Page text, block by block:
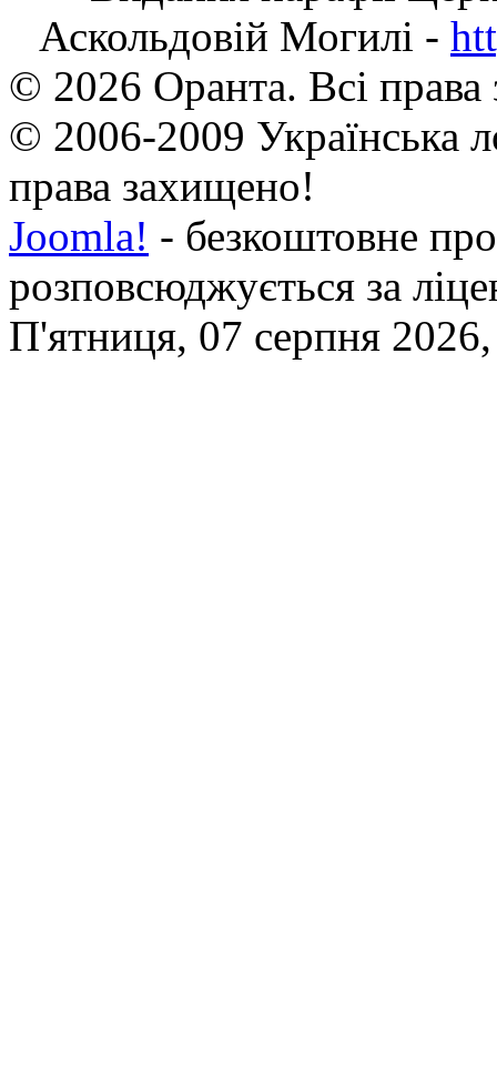
Аскольдовій Могилі -
© 2026 Оранта. Всі
© 2006-2009 Українська
права захищено!
Joomla! - безкоштовне
розповсюджується за
П'ятниця, 07 серпня